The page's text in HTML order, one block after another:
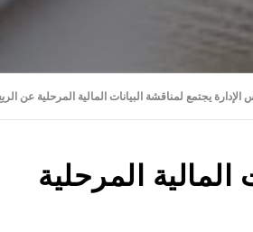
يجتمع لمناقشة البيانات المالية المرحلية عن الربع
المرحلية